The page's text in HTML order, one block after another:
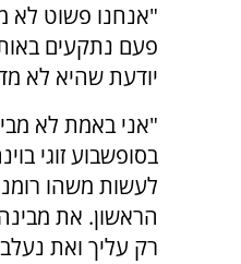
"אנחנו פשוט לא
פעם נתקעים
יודעת שהיא לא
"אני באמת לא
בסופשבוע זוגי
לעשות משהו
הראשון. את
רק עליך ואת